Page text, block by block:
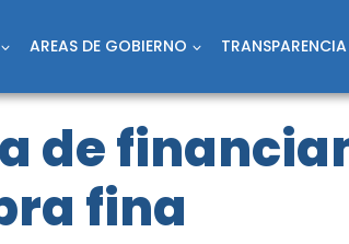
AREAS DE GOBIERNO TRANSPARENCIA
de
fina